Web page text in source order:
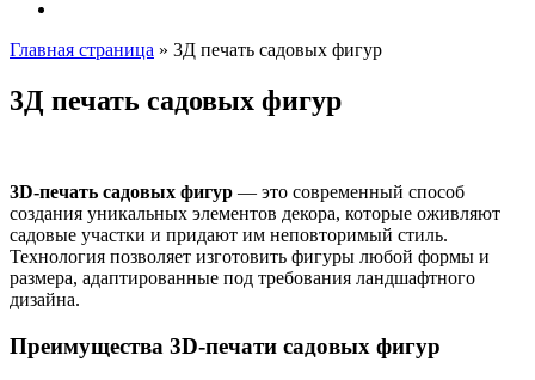
Главная страница » 3Д печать садовых фигур
3Д печать садовых фигур
3D-печать садовых фигур — это современный способ
создания уникальных элементов декора, которые оживляют
садовые участки и придают им неповторимый стиль.
Технология позволяет изготовить фигуры любой формы и
размера, адаптированные под требования ландшафтного
дизайна.
Преимущества 3D-печати садовых фигур